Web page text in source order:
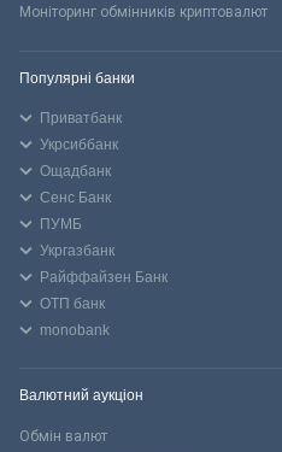
Моніторинг обмінників криптовалют
Популярні банки
Приватбанк
Укрсиббанк
Ощадбанк
Сенс Банк
ПУМБ
Укргазбанк
Райффайзен Банк
ОТП банк
monobank
Валютний аукціон
Обмін валют